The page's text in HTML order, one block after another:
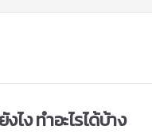
ไง ทำอะไรได้บ้าง